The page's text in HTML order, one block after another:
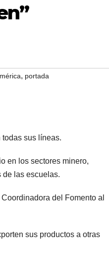
, portada
sus líneas.
en los sectores minero,
de las escuelas.
del Fomento al
sus productos a otras